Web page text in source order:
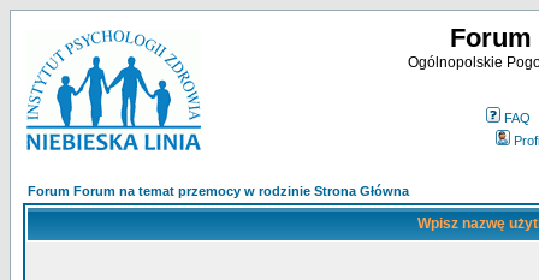
Forum
Ogólnopolskie
FAQ
Forum Forum na temat przemocy w rodzinie Strona Główna
Wpisz nazwę